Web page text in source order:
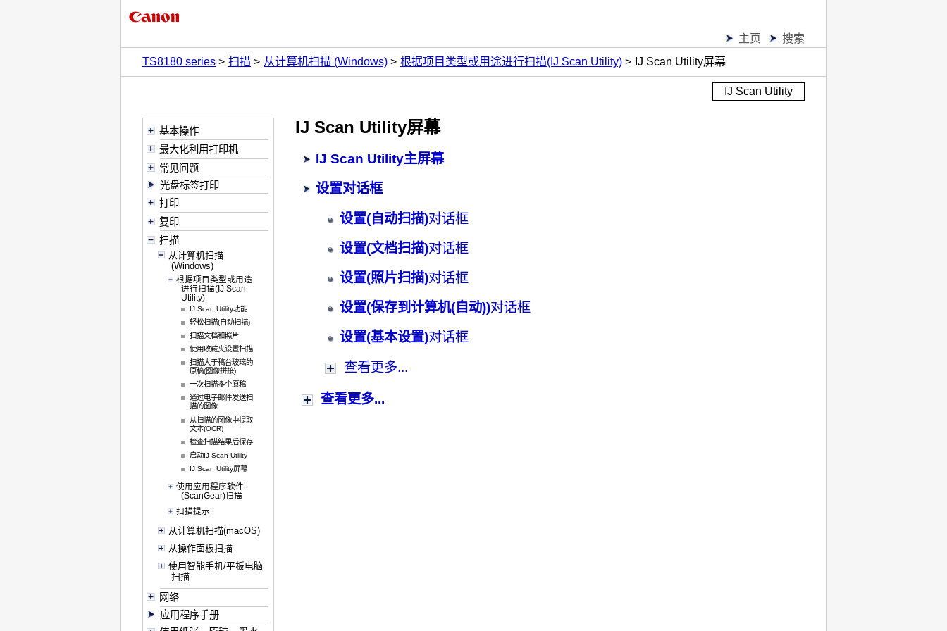
主页
搜索
TS8180 series
扫描 从计算机扫描 (Windows) 根据项目类型或用途进行扫描(IJ Scan Utility) IJ Scan Utility屏幕
IJ Scan Utility
基本操作
最大化利用打印机
常见问题
光盘标签打印
打印
复印
扫描
从计算机扫描
(Windows)
根据项目类型或用途
进行扫描(IJ Scan
Utility)
IJ Scan Utility功能
轻松扫描(自动扫描)
扫描文档和照片
使用收藏夹设置扫描
扫描大于稿台玻璃的
原稿(图像拼接)
一次扫描多个原稿
通过电子邮件发送扫
描的图像
从扫描的图像中提取
文本(OCR)
检查扫描结果后保存
启动IJ Scan Utility
IJ Scan Utility屏幕
使用应用程序软件
(ScanGear)扫描
扫描提示
从计算机扫描(macOS)
从操作面板扫描
使用智能手机/平板电脑
扫描
网络
应用程序手册
IJ Scan Utility屏幕
IJ Scan Utility主屏幕
设置对话框
设置(自动扫描)对话框
设置(文档扫描)对话框
设置(照片扫描)对话框
设置(保存到计算机(自动))对话框
设置(基本设置)对话框
查看更多...
查看更多...